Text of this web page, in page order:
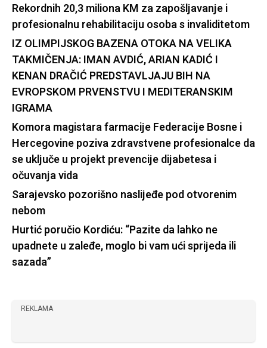
Rekordnih 20,3 miliona KM za zapošljavanje i
profesionalnu rehabilitaciju osoba s invaliditetom
IZ OLIMPIJSKOG BAZENA OTOKA NA VELIKA
TAKMIČENJA: IMAN AVDIĆ, ARIAN KADIĆ I
KENAN DRAČIĆ PREDSTAVLJAJU BIH NA
EVROPSKOM PRVENSTVU I MEDITERANSKIM
IGRAMA
Komora magistara farmacije Federacije Bosne i
Hercegovine poziva zdravstvene profesionalce da
se uključe u projekt prevencije dijabetesa i
očuvanja vida
Sarajevsko pozorišno naslijeđe pod otvorenim
nebom
Hurtić poručio Kordiću: “Pazite da lahko ne
upadnete u zaleđe, moglo bi vam ući sprijeda ili
sazada”
REKLAMA